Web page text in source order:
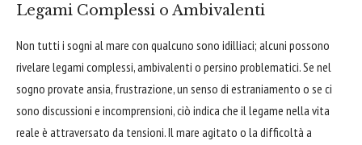
Legami Complessi o Ambivalenti
Non tutti i sogni al mare con qualcuno sono idilliaci; alcuni possono
rivelare legami complessi, ambivalenti o persino problematici. Se nel
sogno provate ansia, frustrazione, un senso di estraniamento o se ci
sono discussioni e incomprensioni, ciò indica che il legame nella vita
reale è attraversato da tensioni. Il mare agitato o la difficoltà a